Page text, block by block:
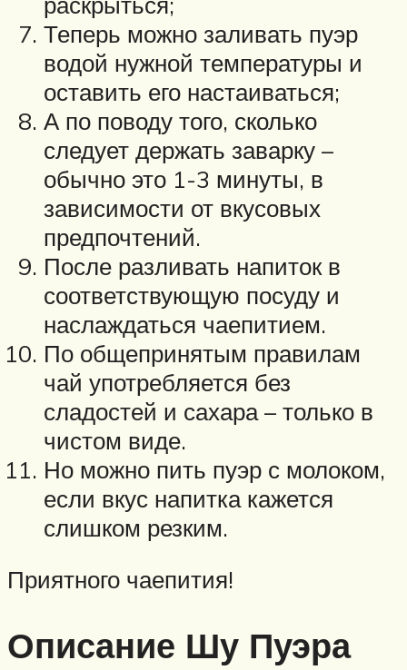
Теперь можно заливать пуэр
водой нужной температуры и
оставить его настаиваться;
А по поводу того, сколько
следует держать заварку –
обычно это 1-3 минуты, в
зависимости от вкусовых
предпочтений.
После разливать напиток в
соответствующую посуду и
наслаждаться чаепитием.
По общепринятым правилам
чай употребляется без
сладостей и сахара – только в
чистом виде.
Но можно пить пуэр с молоком,
если вкус напитка кажется
слишком резким.
Приятного чаепития!
Описание Шу Пуэра